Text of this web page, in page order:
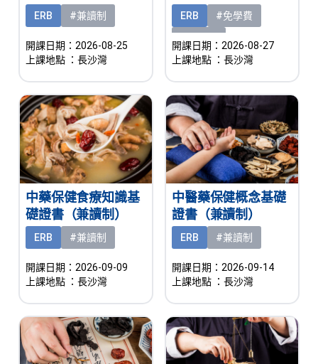
ERB #兼讀制
開課日期：2026-08-25
上課地點 ：長沙灣
ERB
#免學費
#有津貼
開課日期：2026-08-27
上課地點 ：長沙灣
中藥保健食療知識基
礎證書（兼讀制）
ERB #兼讀制
開課日期：2026-09-09
上課地點 ：長沙灣
中醫藥保健概念基礎
證書（兼讀制）
ERB #兼讀制
開課日期：2026-09-14
上課地點 ：長沙灣